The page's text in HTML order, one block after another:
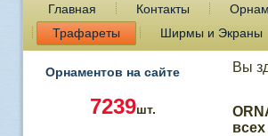
Главная Контакты
Трафареты
Ширмы и Экраны
Орнаментов на сайте
7239шт.
Вы